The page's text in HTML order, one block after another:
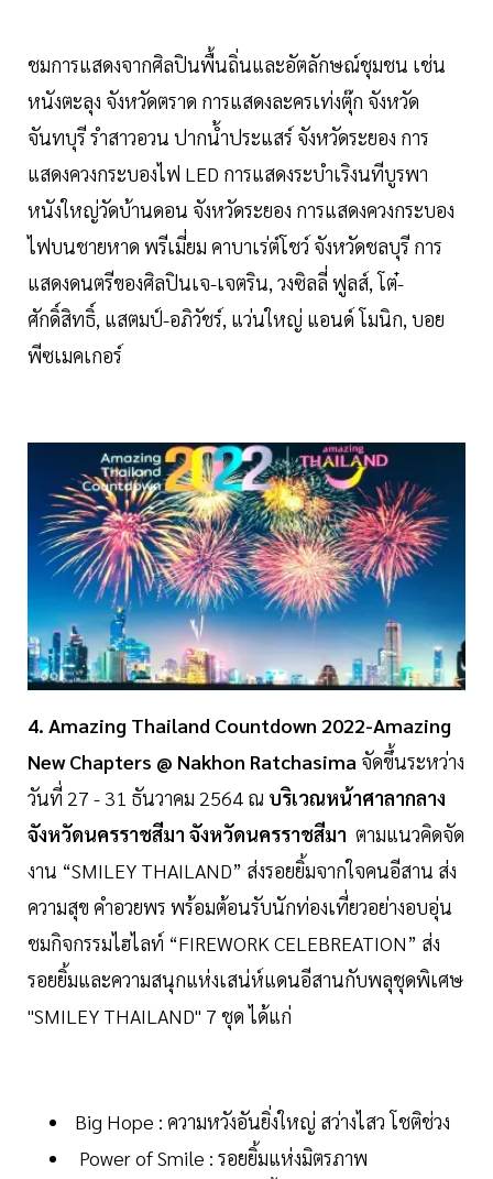
ชมการแสดงจากศิลปินพื้นถิ่นและอัตลักษณ์ชุมชน เช่น
หนังตะลุง จังหวัดตราด การแสดงละครเท่งตุ๊ก จังหวัด
จันทบุรี รำสาวอวน ปากน้ำประแสร์ จังหวัดระยอง การ
แสดงควงกระบองไฟ LED การแสดงระบำเริงนทีบูรพา
หนังใหญ่วัดบ้านดอน จังหวัดระยอง การแสดงควงกระบอง
ไฟบนชายหาด พรีเมี่ยม คาบาเร่ต์โชว์ จังหวัดชลบุรี การ
แสดงดนตรีของศิลปินเจ-เจตริน, วงซิลลี่ ฟูลส์, โต๋-
ศักดิ์สิทธิ์, แสตมป์-อภิวัชร์, แว่นใหญ่ แอนด์ โมนิก, บอย
พีซเมคเกอร์
4. Amazing Thailand Countdown 2022-Amazing
New Chapters @ Nakhon Ratchasima จัดขึ้นระหว่าง
วันที่ 27 - 31 ธันวาคม 2564 ณ บริเวณหน้าศาลากลาง
จังหวัดนครราชสีมา จังหวัดนครราชสีมา ตามแนวคิดจัด
งาน “SMILEY THAILAND” ส่งรอยยิ้มจากใจคนอีสาน ส่ง
ความสุข คำอวยพร พร้อมต้อนรับนักท่องเที่ยวอย่างอบอุ่น
ชมกิจกรรมไฮไลท์ “FIREWORK CELEBREATION” ส่ง
รอยยิ้มและความสนุกแห่งเสน่ห์แดนอีสานกับพลุชุดพิเศษ
"SMILEY THAILAND" 7 ชุด ได้แก่
Big Hope : ความหวังอันยิ่งใหญ่ สว่างไสว โชติช่วง
Power of Smile : รอยยิ้มแห่งมิตรภาพ